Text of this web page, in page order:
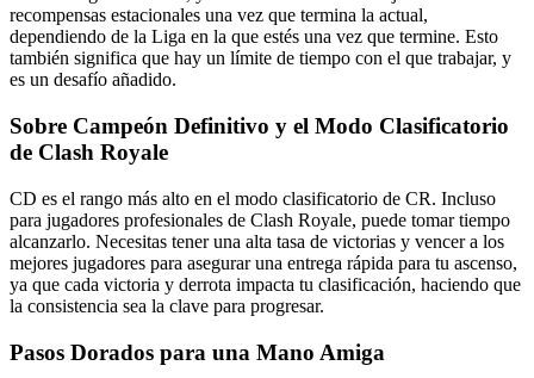
recompensas estacionales una vez que termina la actual,
dependiendo de la Liga en la que estés una vez que termine. Esto
también significa que hay un límite de tiempo con el que trabajar, y
es un desafío añadido.
Sobre Campeón Definitivo y el Modo Clasificatorio
de Clash Royale
CD es el rango más alto en el modo clasificatorio de CR. Incluso
para jugadores profesionales de Clash Royale, puede tomar tiempo
alcanzarlo. Necesitas tener una alta tasa de victorias y vencer a los
mejores jugadores para asegurar una entrega rápida para tu ascenso,
ya que cada victoria y derrota impacta tu clasificación, haciendo que
la consistencia sea la clave para progresar.
Pasos Dorados para una Mano Amiga